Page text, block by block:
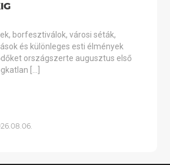
borfesztiválok, városi séták,
és különleges esti élmények
országszerte augusztus első
[…]